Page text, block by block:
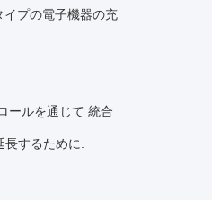
プの電子機器の充
ールを通じて 統合
するために.